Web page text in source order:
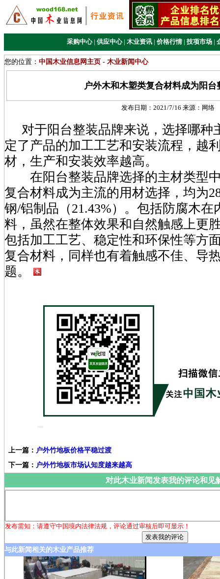
采购中心 | 供应中心 | 木业资讯 | 价格行情 | 技项市场 |
您的位置： 中国木业信息网主页 - 木业新闻中心
户外木和木塑类复合材料成为阳台
发布日期：2021/7/16 来源： 网络
对于阳台整装品牌来说，选择哪种
定了产品的加工工艺和安装流程，越
材，生产和安装效率越高。
在阳台整装品牌选择的主材类型
复合材料成为主流的用材选择，均为
钢/铝制品（21.43%）。包括防腐木在
料，虽然在整体效果和自然触感上更
包括加工工艺、稳定性和环保性等方
复合材料，同样也有着触感不佳、导
题。
上一篇： 户外竹地板价格平稳过渡
下一篇： 户外竹地板市场认知度越来越高
对此木业新闻发表我的评论和见
发布需知：请遵守中国境内法律法规，评论通过审核后即可显示！
与此新闻相关的木业产品推荐